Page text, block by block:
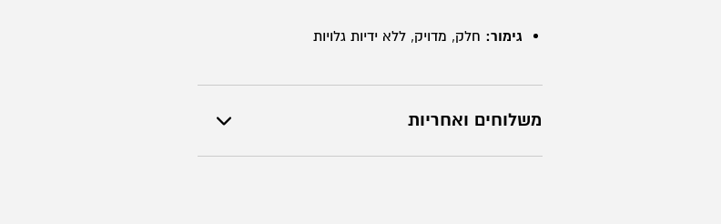
גימור: חלק, מדויק, ללא ידיות גלויות
משלוחים ואחריות